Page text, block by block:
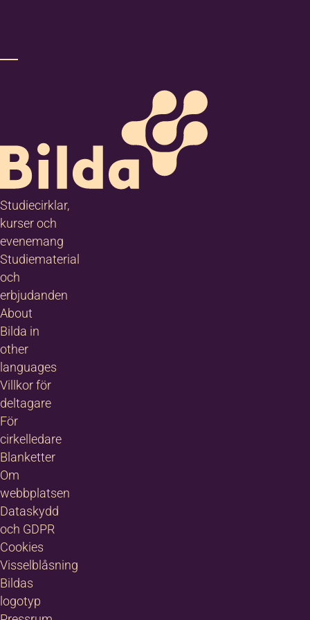
Tingshuset i
Östersund
varit en
för olika
kultur. Här
och skapas
givande
och
i alla
former.I
har
Studiecirklar,
kurser och
evenemang
Studiematerial
och
erbjudanden
About
Bilda in
other
languages
Villkor för
deltagare
För
cirkelledare
Blanketter
Om
webbplatsen
Dataskydd
och GDPR
Cookies
Visselblåsning
Bildas
logotyp